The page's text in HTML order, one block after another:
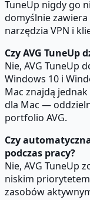
TuneUp nigdy go
domyślnie
narzędzia VPN i
Czy AVG TuneUp
Nie, AVG TuneUp
Windows 10 i
Mac znajdą
dla Mac —
portfolio AVG.
Czy
podczas pracy?
Nie, AVG TuneUp
niskim
zasobów